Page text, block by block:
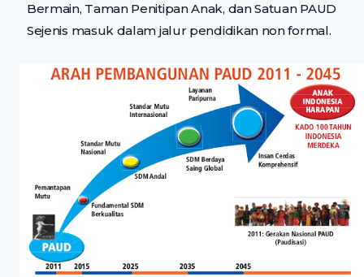
Bermain, Taman Penitipan Anak, dan Satuan PAUD
Sejenis masuk dalam jalur pendidikan non formal.